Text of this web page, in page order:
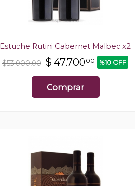
Estuche Rutini Cabernet Malbec x2
$53.000,00 $ 47.70000 %10 OFF
Comprar